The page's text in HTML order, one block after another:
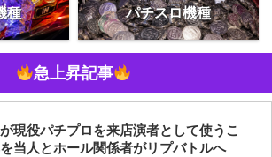
種 パチスロ機種
急上昇記事
現役パチプロを来店演者として使うこ
当人とホール関係者がリプバトルへ